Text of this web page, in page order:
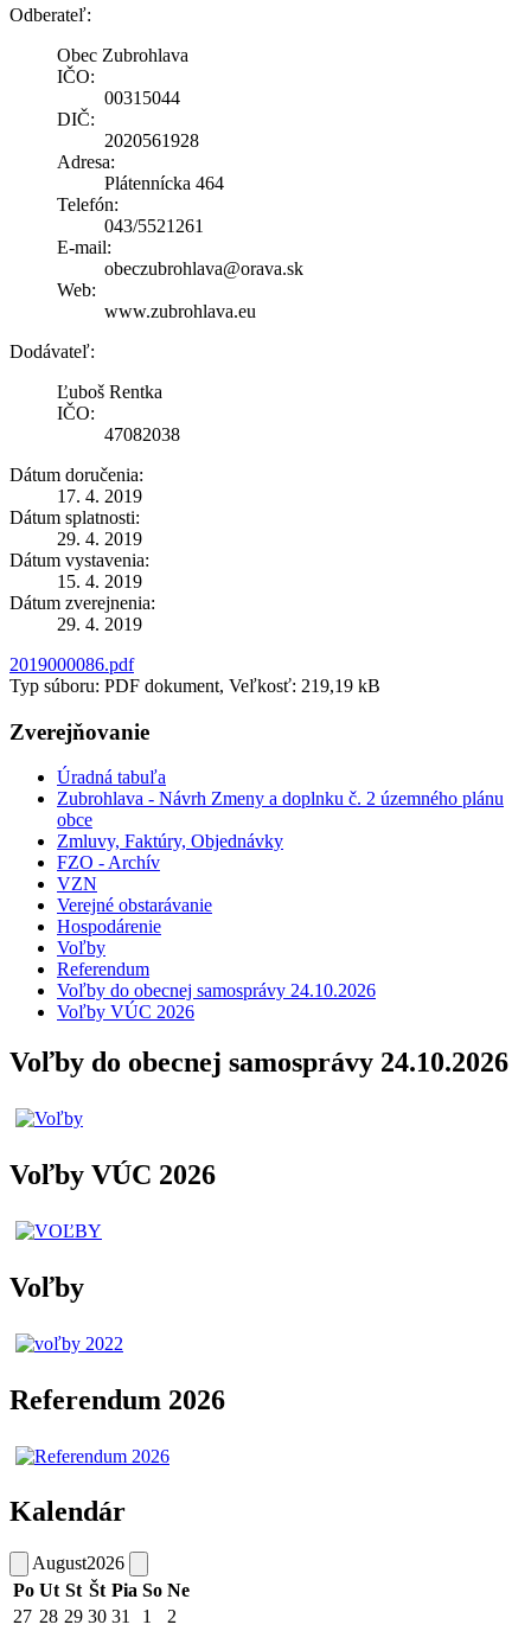
Odberateľ:
Obec Zubrohlava
IČO:
00315044
DIČ:
2020561928
Adresa:
Plátennícka 464
Telefón:
043/5521261
E-mail:
obeczubrohlava@orava.sk
Web:
www.zubrohlava.eu
Dodávateľ:
Ľuboš Rentka
IČO:
47082038
Dátum doručenia:
17. 4. 2019
Dátum splatnosti:
29. 4. 2019
Dátum vystavenia:
15. 4. 2019
Dátum zverejnenia:
29. 4. 2019
2019000086.pdf
Typ súboru: PDF dokument, Veľkosť: 219,19 kB
Zverejňovanie
Úradná tabuľa
Zubrohlava - Návrh Zmeny a doplnku č. 2 územného plánu
obce
Zmluvy, Faktúry, Objednávky
FZO - Archív
VZN
Verejné obstarávanie
Hospodárenie
Voľby
Referendum
Voľby do obecnej samosprávy 24.10.2026
Voľby VÚC 2026
Voľby do obecnej samosprávy 24.10.2026
Voľby VÚC 2026
Voľby
Referendum 2026
Kalendár
August2026
Po Ut St Št Pia So Ne
27 28 29 30 31 1
2